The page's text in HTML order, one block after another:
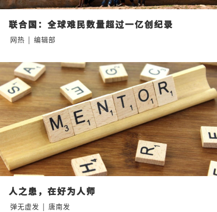
联合国：全球难民数量超过一亿创纪录
网热 | 编辑部
人之患，在好为人师
弹无虚发 | 唐南发